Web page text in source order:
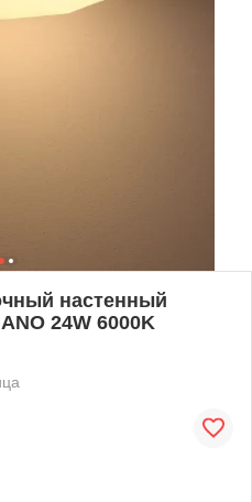
настенный
24W 6000K